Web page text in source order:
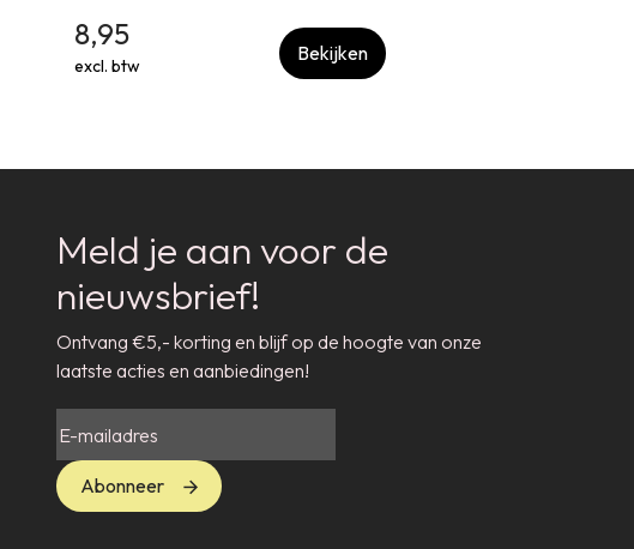
8,95
excl. btw
Bekijken
Meld je aan voor de
nieuwsbrief!
Ontvang €5,- korting en blijf op de hoogte van onze
laatste acties en aanbiedingen!
Abonneer